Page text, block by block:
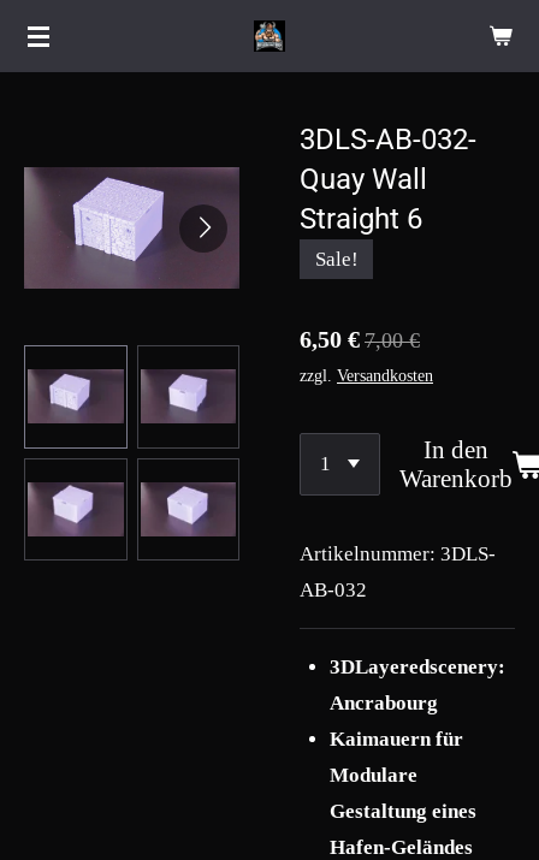
Zum
3DLS-AB-032-
Quay Wall
Straight 6
Sale!
6,50 € 7,00 €
zzgl. Versandkosten
In den
Warenkorb
Artikelnummer: 3DLS-
AB-032
3DLayeredscenery:
Ancrabourg
Kaimauern für
Modulare
Gestaltung eines
Hafen-Geländes